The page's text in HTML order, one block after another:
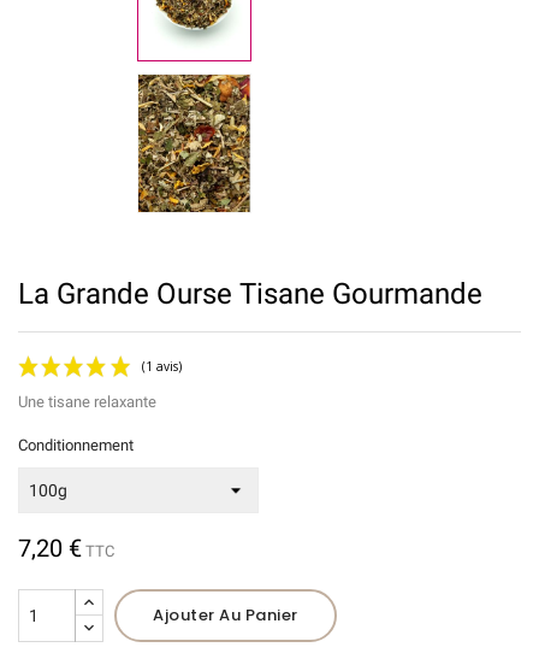
La Grande Ourse Tisane Gourmande
Une tisane relaxante
Conditionnement
7,20 € TTC
Ajouter Au Panier